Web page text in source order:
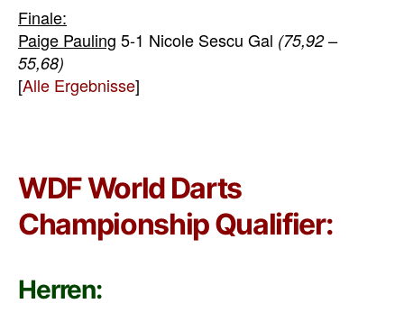
Finale:
Paige Pauling 5-1 Nicole Sescu Gal (75,92 –
55,68)
[Alle Ergebnisse]
WDF World Darts
Championship Qualifier:
Herren: